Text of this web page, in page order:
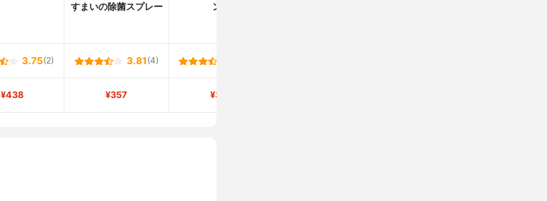
すまいの除菌スプレー
ン用
3.75(2) 3.81 (4)
¥438 ¥357 ¥348